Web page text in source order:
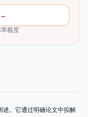
→
额度
述。它通过明确论文中拟解